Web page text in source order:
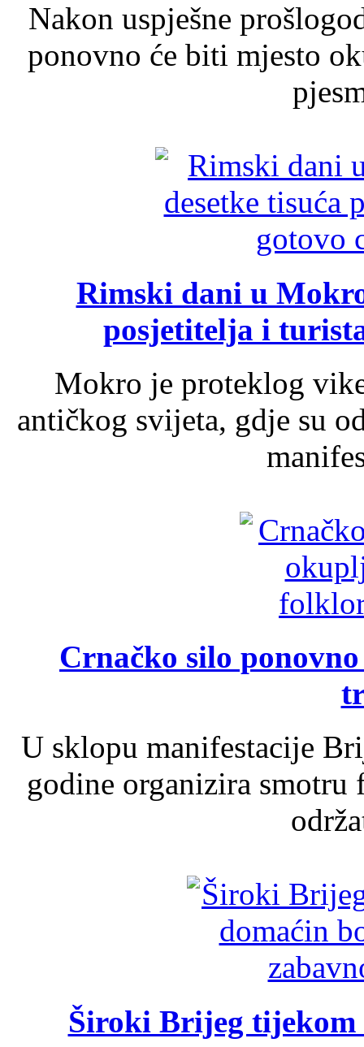
Nakon uspješne
ponovno će biti mjesto
Rimski dani u
posjetitelja i
Mokro je proteklog
antičkog svijeta, gdje su
Crnačko silo
U sklopu manifestacije
godine organizira
Široki Brijeg tijekom